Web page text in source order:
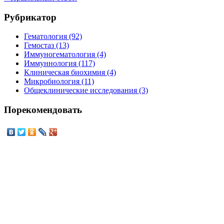
Рубрикатор
Гематология (92)
Гемостаз (13)
Иммуногематология (4)
Иммуннология (117)
Клиническая биохимия (4)
Микробиология (11)
Общеклинические исследования (3)
Порекомендовать